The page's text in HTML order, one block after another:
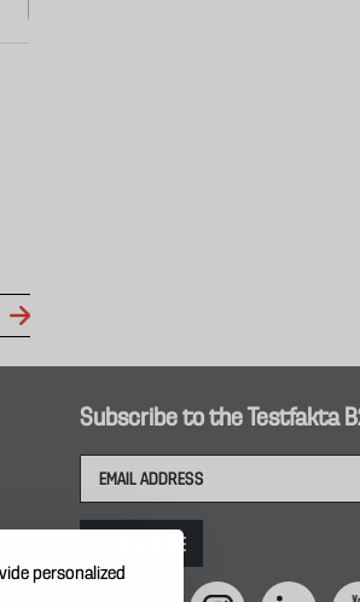
personalized
Subscribe to the Testfakta